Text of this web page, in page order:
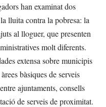
han examinat dos
lluita contra la pobresa: la
al lloguer, que presenten
molt diferents.
extensa sobre municipis
bàsiques de serveis
ajuntaments, consells
de serveis de proximitat.